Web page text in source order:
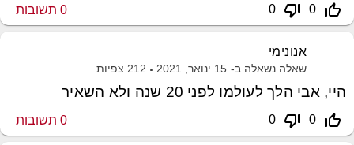
thumb_up_off_alt
0
thumb_down_off_alt
0
0 תשובות
אנונימי
שאלה נשאלה ב- 15 ינואר, 2021 212 צפיות
היי, אבי הלך לעולמו לפני 20 שנה ולא השאיר
thumb_up_off_alt
0
thumb_down_off_alt
0
0 תשובות